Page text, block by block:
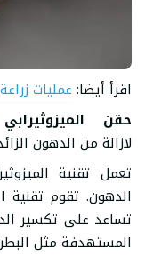
اقرأ أيضا: عمليات
حقن
لازالة من الدهون
تعمل تقنية
الدهون. تقوم تقنية
تساعد على تكسير
المستهدفة مثل